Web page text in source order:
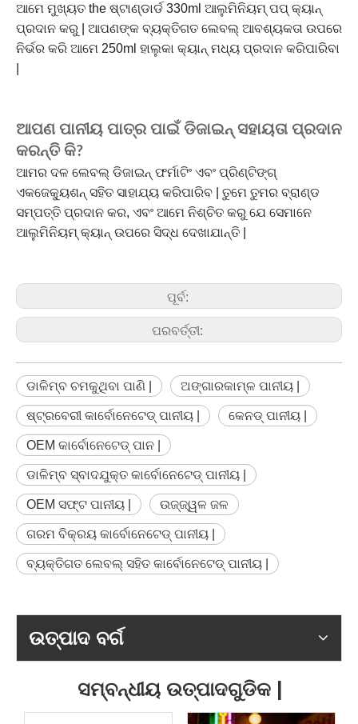
ଆମେ ମୁଖ୍ୟତ the ଷ୍ଟାଣ୍ଡାର୍ଡ 330ml ଆଲୁମିନିୟମ୍ ପପ୍ କ୍ୟାନ୍
ପ୍ରଦାନ କରୁ | ଆପଣଙ୍କ ବ୍ୟକ୍ତିଗତ ଲେବଲ୍ ଆବଶ୍ୟକତା ଉପରେ
ନିର୍ଭର କରି ଆମେ 250ml ହାଲୁକା କ୍ୟାନ୍ ମଧ୍ୟ ପ୍ରଦାନ କରିପାରିବା
ଆପଣ ପାନୀୟ ପାତ୍ର ପାଇଁ ଡିଜାଇନ୍ ସହାୟତା ପ୍ରଦାନ
କରନ୍ତି କି?
ଆମର ଦଳ ଲେବଲ୍ ଡିଜାଇନ୍ ଫର୍ମାଟିଂ ଏବଂ ପ୍ରିଣ୍ଟିଙ୍ଗ୍
ଏକଜେକ୍ୟୁଶନ୍ ସହିତ ସାହାଯ୍ୟ କରିପାରିବ | ତୁମେ ତୁମର ବ୍ରାଣ୍ଡ
ସମ୍ପତ୍ତି ପ୍ରଦାନ କର, ଏବଂ ଆମେ ନିଶ୍ଚିତ କରୁ ଯେ ସେମାନେ
ଆଲୁମିନିୟମ୍ କ୍ୟାନ୍ ଉପରେ ସିଦ୍ଧ ଦେଖାଯାନ୍ତି |
ପୂର୍ବ:
ପରବର୍ତ୍ତୀ:
ଡାଳିମ୍ବ ଚମକୁଥିବା ପାଣି | ଅଙ୍ଗାରକାମ୍ଳ ପାନୀୟ |
ଷ୍ଟ୍ରବେରୀ କାର୍ବୋନେଟେଡ୍ ପାନୀୟ | କେନଡ୍ ପାନୀୟ |
OEM କାର୍ବୋନେଟେଡ୍ ପାନ |
ଡାଳିମ୍ବ ସ୍ବାଦଯୁକ୍ତ କାର୍ବୋନେଟେଡ୍ ପାନୀୟ |
OEM ସଫ୍ଟ ପାନୀୟ | ଉଜ୍ଜ୍ୱଳ ଜଳ
ଗରମ ବିକ୍ରୟ କାର୍ବୋନେଟେଡ୍ ପାନୀୟ |
ବ୍ୟକ୍ତିଗତ ଲେବଲ୍ ସହିତ କାର୍ବୋନେଟେଡ୍ ପାନୀୟ |
ଉତ୍ପାଦ ବର୍ଗ
ସମ୍ବନ୍ଧୀୟ ଉତ୍ପାଦଗୁଡିକ |